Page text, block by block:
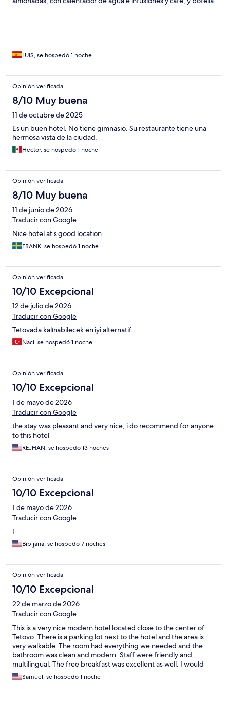
LUIS, se hospedó 1 noche
Opinión verificada
8/10 Muy buena
11 de octubre de 2025
Es un buen hotel. No tiene gimnasio. Su restaurante tiene una
hermosa vista de la ciudad.
Hector, se hospedó 1 noche
Opinión verificada
8/10 Muy buena
11 de junio de 2026
Traducir con Google
Nice hotel at s good location
FRANK, se hospedó 1 noche
Opinión verificada
10/10 Excepcional
12 de julio de 2026
Traducir con Google
Tetovada kalınabilecek en iyi alternatif.
Naci, se hospedó 1 noche
Opinión verificada
10/10 Excepcional
1 de mayo de 2026
Traducir con Google
the stay was pleasant and very nice, i do recommend for anyone
to this hotel
REJHAN, se hospedó 13 noches
Opinión verificada
10/10 Excepcional
1 de mayo de 2026
Traducir con Google
I
Bibijana, se hospedó 7 noches
Opinión verificada
10/10 Excepcional
22 de marzo de 2026
Traducir con Google
This is a very nice modern hotel located close to the center of
Tetovo. There is a parking lot next to the hotel and the area is
very walkable. The room had everything we needed and the
bathroom was clean and modern. Staff were friendly and
multilingual. The free breakfast was excellent as well. I would
highly recommend and have only good things to say
Samuel, se hospedó 1 noche